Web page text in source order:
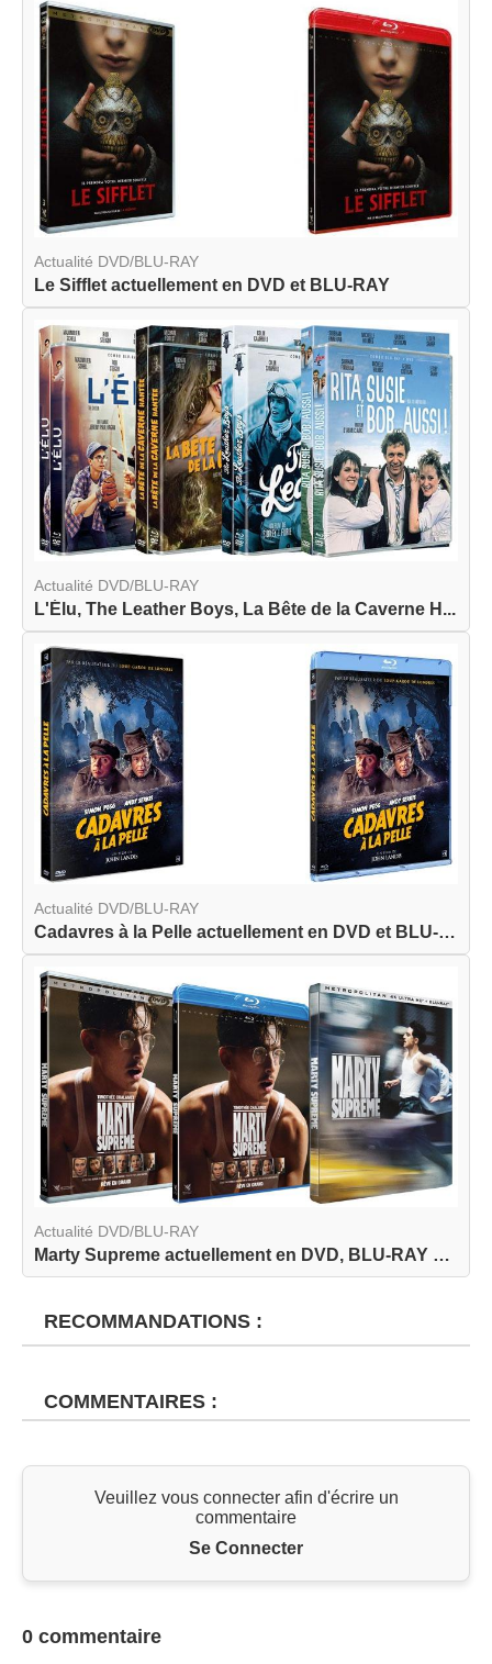
Actualité DVD/BLU-RAY
Le Sifflet actuellement en DVD et BLU-RAY
Actualité DVD/BLU-RAY
L'Élu, The Leather Boys, La Bête de la Caverne H...
Actualité DVD/BLU-RAY
Cadavres à la Pelle actuellement en DVD et BLU-R...
Actualité DVD/BLU-RAY
Marty Supreme actuellement en DVD, BLU-RAY et BL...
RECOMMANDATIONS :
COMMENTAIRES :
Veuillez vous connecter afin d'écrire un
commentaire
Se Connecter
0 commentaire